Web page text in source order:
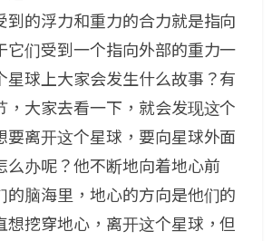
到的浮力和重力的合力就是指向
它们受到一个指向外部的重力一
星球上大家会发生什么故事？有
，大家去看一下，就会发现这个
要离开这个星球，要向星球外面
么办呢？他不断地向着地心前
的脑海里，地心的方向是他们的
想挖穿地心，离开这个星球，但